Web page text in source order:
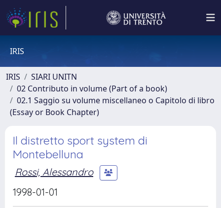
IRIS
IRIS
SIARI UNITN
02 Contributo in volume (Part of a book)
02.1 Saggio su volume miscellaneo o Capitolo di libro
(Essay or Book Chapter)
Il distretto sport system di
Montebelluna
Rossi, Alessandro
1998-01-01